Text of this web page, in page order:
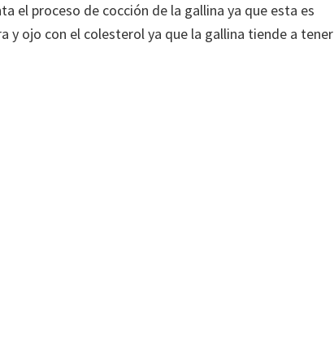
el proceso de cocción de la gallina ya que esta es
y ojo con el colesterol ya que la gallina tiende a tener